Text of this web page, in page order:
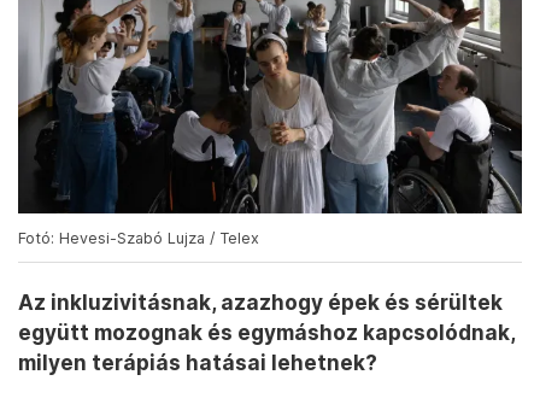
Fotó: Hevesi-Szabó Lujza / Telex
Az inkluzivitásnak, azazhogy épek és sérültek
együtt mozognak és egymáshoz kapcsolódnak,
milyen terápiás hatásai lehetnek?